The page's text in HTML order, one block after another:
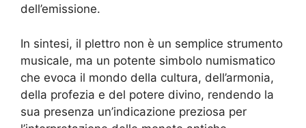
dell’emissione.
In sintesi, il plettro non è un semplice strumento
musicale, ma un potente simbolo numismatico
che evoca il mondo della cultura, dell’armonia,
della profezia e del potere divino, rendendo la
sua presenza un’indicazione preziosa per